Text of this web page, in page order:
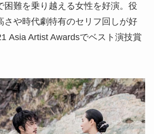
困難を乗り越える女性を好演。役
さや時代劇特有のセリフ回しが好
Asia Artist Awardsでベスト演技賞